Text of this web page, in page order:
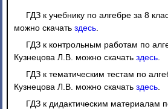
ГДЗ к учебнику по алгебре за 8
можно скачать здесь
ГДЗ к контрольным работам по
Кузнецова Л.В. можно скачать здесь
ГДЗ к тематическим тестам по
Кузнецова Л.В. можно скачать здесь
ГДЗ к дидактическим материалам